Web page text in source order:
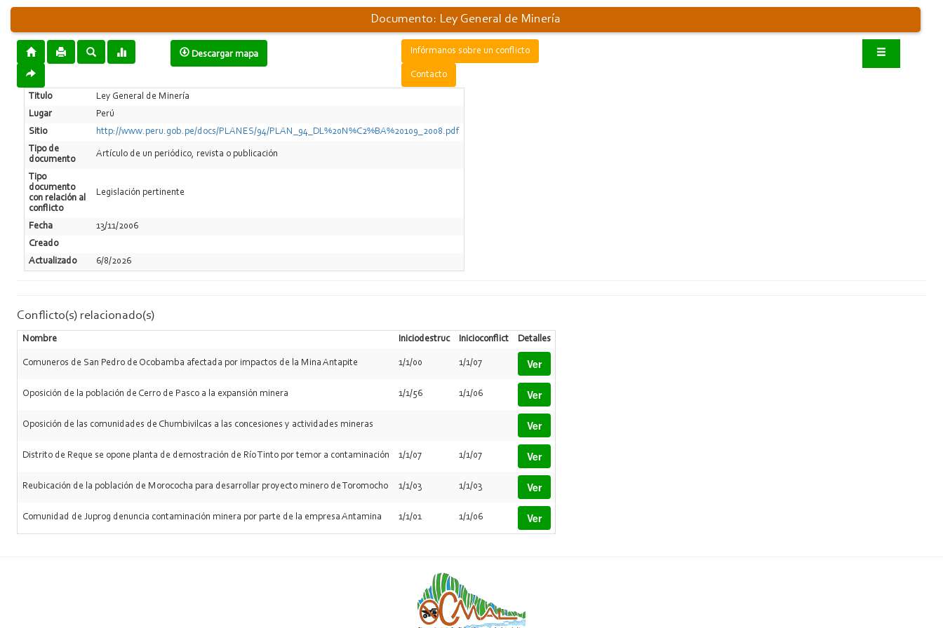
Documento: Ley General de Minería
Descargar mapa Infórmanos sobre un conflicto
Contacto
Titulo
Ley General de Minería
Lugar
Perú
Sitio
http://www.peru.gob.pe/docs/PLANES/94/PLAN_94_DL%20N%C2%BA%20109_2008.pdf
Tipo de
documento
Artí­culo de un periódico, revista o publicación
Tipo
documento
con relación al
conflicto
Legislación pertinente
Fecha
13/11/2006
Creado
Actualizado
6/8/2026
Conflicto(s) relacionado(s)
Nombre Iniciodestruc Inicioconflict Detalles
Comuneros de San Pedro de Ocobamba afectada por impactos de la Mina Antapite 1/1/00 1/1/07 Ver
Oposición de la población de Cerro de Pasco a la expansión minera 1/1/56 1/1/06 Ver
Oposición de las comunidades de Chumbivilcas a las concesiones y actividades mineras Ver
Distrito de Reque se opone planta de demostración de Río Tinto por temor a contaminación 1/1/07 1/1/07 Ver
Reubicación de la población de Morococha para desarrollar proyecto minero de Toromocho 1/1/03 1/1/03 Ver
Comunidad de Juprog denuncia contaminación minera por parte de la empresa Antamina 1/1/01 1/1/06 Ver